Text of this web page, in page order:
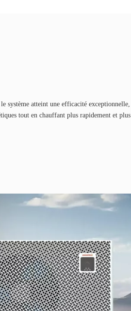
système atteint une efficacité exceptionnelle,
tout en chauffant plus rapidement et plus